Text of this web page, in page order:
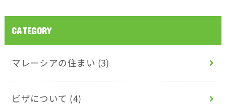
CATEGORY
マレーシアの住まい (3)
ビザについて (4)